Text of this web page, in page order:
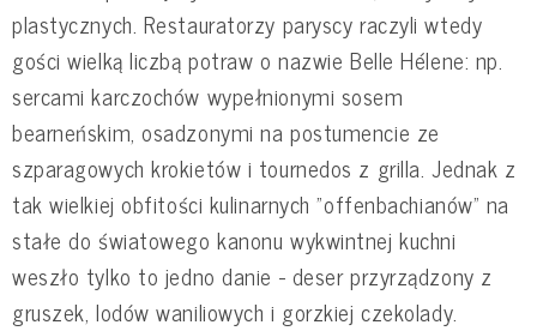
plastycznych. Restauratorzy paryscy raczyli wtedy
gości wielką liczbą potraw o nazwie Belle Hélene: np.
sercami karczochów wypełnionymi sosem
bearneńskim, osadzonymi na postumencie ze
szparagowych krokietów i tournedos z grilla. Jednak z
tak wielkiej obfitości kulinarnych "offenbachianów" na
stałe do światowego kanonu wykwintnej kuchni
weszło tylko to jedno danie - deser przyrządzony z
gruszek, lodów waniliowych i gorzkiej czekolady.